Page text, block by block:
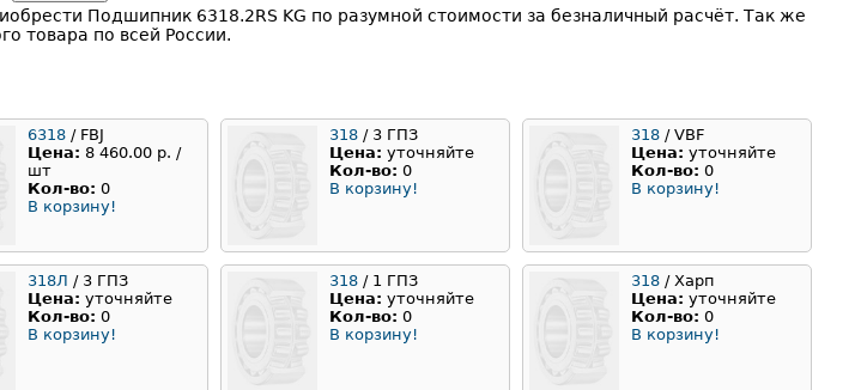
Подшипник 6318.2RS KG по разумной стоимости за безналичный расчёт. Так же
товара по всей России.
6318 / FBJ
Цена: 8 460.00 р. /
шт
Кол-во: 0
В корзину!
318 / 3 ГПЗ
Цена: уточняйте
Кол-во: 0
В корзину!
318 / VBF
Цена: уточняйте
Кол-во: 0
В корзину!
318Л / 3 ГПЗ
Цена: уточняйте
Кол-во: 0
В корзину!
318 / 1 ГПЗ
Цена: уточняйте
Кол-во: 0
В корзину!
318 / Харп
Цена: уточняйте
Кол-во: 0
В корзину!